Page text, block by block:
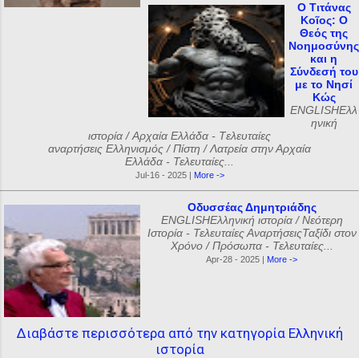
Ο Τιτάνας
Κοῖος: Ο
Θεός της
Νοημοσύνης
και η
Σύνδεσή του
με το Νησί
Κώς
ENGLISHΕλλ
ηνική
ιστορία / Αρχαία Ελλάδα - Tελευταίες
αναρτήσεις Ελληνισμός / Πίστη / Λατρεία στην Αρχαία
Ελλάδα - Τελευταίες...
Jul-16 - 2025 | More ->
Οδυσσέας Δημητριάδης
ENGLISHΕλληνική ιστορία / Νεότερη
Ιστορία - Τελευταίες ΑναρτήσειςΤαξίδι στον
Χρόνο / Πρόσωπα - Τελευταίες...
Apr-28 - 2025 | More ->
Διαβάστε περισσότερα από την κατηγορία Ελληνική
ιστορία